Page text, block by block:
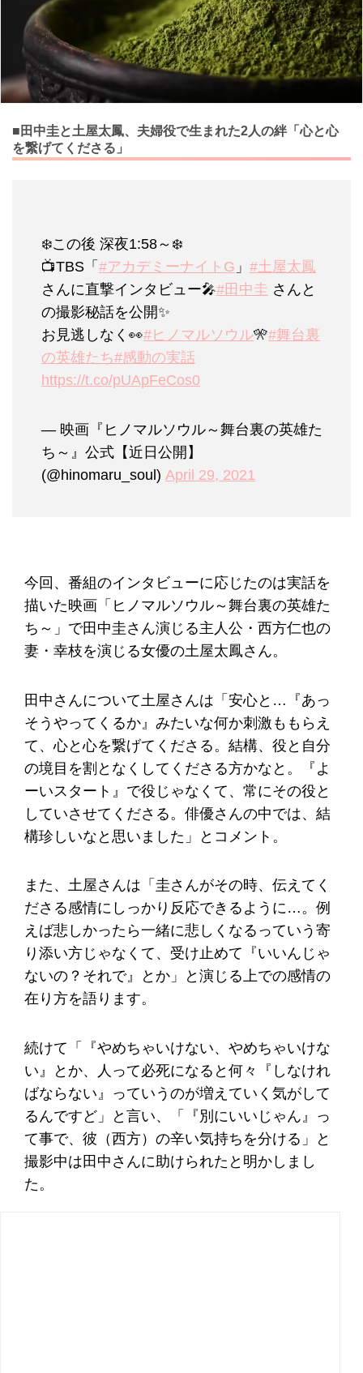
■田中圭と土屋太鳳、夫婦役で生まれた2人の絆「心と心
を繋げてくださる」
❄️この後 深夜1:58～❄️
📺TBS「 #アカデミーナイトG 」 #土屋太鳳
さんに直撃インタビュー🎤#田中圭 さんと
の撮影秘話を公開✨
お見逃しなく👀#ヒノマルソウル🎌#舞台裏
の英雄たち#感動の実話
https://t.co/pUApFeCos0
— 映画『ヒノマルソウル～舞台裏の英雄た
ち～』公式【近日公開】
(@hinomaru_soul) April 29, 2021
今回、番組のインタビューに応じたのは実話を
描いた映画「ヒノマルソウル～舞台裏の英雄た
ち～」で田中圭さん演じる主人公・西方仁也の
妻・幸枝を演じる女優の土屋太鳳さん。
田中さんについて土屋さんは「安心と…『あっ
そうやってくるか』みたいな何か刺激ももらえ
て、心と心を繋げてくださる。結構、役と自分
の境目を割となくしてくださる方かなと。『よ
ーいスタート』で役じゃなくて、常にその役と
していさせてくださる。俳優さんの中では、結
構珍しいなと思いました」とコメント。
また、土屋さんは「圭さんがその時、伝えてく
ださる感情にしっかり反応できるように…。例
えば悲しかったら一緒に悲しくなるっていう寄
り添い方じゃなくて、受け止めて『いいんじゃ
ないの？それで』とか」と演じる上での感情の
在り方を語ります。
続けて「『やめちゃいけない、やめちゃいけな
い』とか、人って必死になると何々『しなけれ
ばならない』っていうのが増えていく気がして
るんですど」と言い、「『別にいいじゃん』っ
て事で、彼（西方）の辛い気持ちを分ける」と
撮影中は田中さんに助けられたと明かしまし
た。